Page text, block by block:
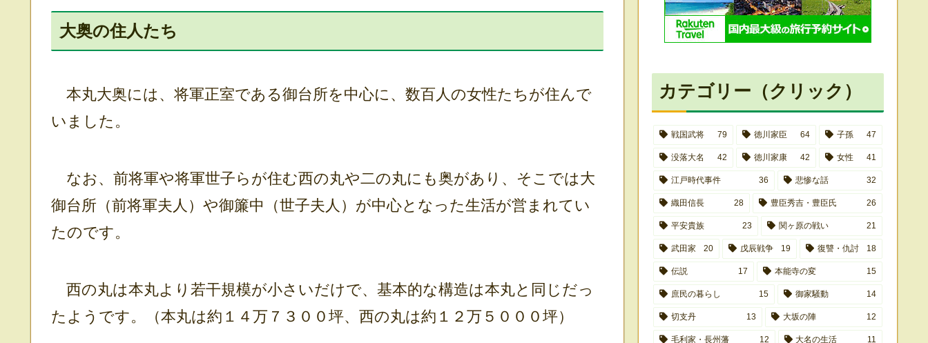
大奥の住人たち
本丸大奥には、将軍正室である御台所を中心に、数百人の女性たちが住んで
いました。
なお、前将軍や将軍世子らが住む西の丸や二の丸にも奥があり、そこでは大
御台所（前将軍夫人）や御簾中（世子夫人）が中心となった生活が営まれてい
たのです。
西の丸は本丸より若干規模が小さいだけで、基本的な構造は本丸と同じだっ
たようです。（本丸は約１４万７３００坪、西の丸は約１２万５０００坪）
カテゴリー（クリック）
戦国武将 79 徳川家臣 64 子孫 47
没落大名 42 徳川家康 42 女性 41
江戸時代事件 36 悲惨な話 32
織田信長 28 豊臣秀吉・豊臣氏 26
平安貴族 23 関ヶ原の戦い 21
武田家 20 戊辰戦争 19 復讐・仇討 18
伝説 17 本能寺の変 15
庶民の暮らし 15 御家騒動 14
切支丹 13 大坂の陣 12
毛利家・長州藩 12 大名の生活 11